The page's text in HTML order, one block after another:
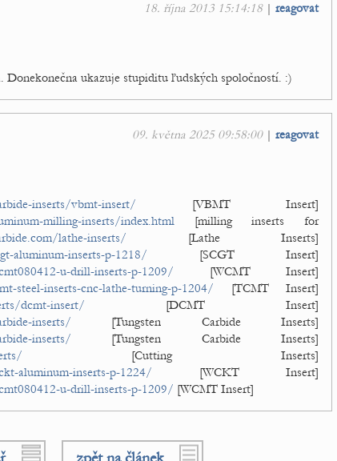
18. října 2013 15:14:18| reagovat
Donekonečna ukazuje stupiditu ľudských spoločností. :)
09. května 2025 09:58:00| reagovat
inserts/vbmt-insert/ [VBMT Insert]
milling-inserts/index.html [milling inserts for
lathe-inserts/ [Lathe Inserts]
aluminum-inserts-p-1218/ [SCGT Insert]
u-drill-inserts-p-1209/ [WCMT Insert]
steel-inserts-cnc-lathe-turning-p-1204/ [TCMT Insert]
dcmt-insert/ [DCMT Insert]
inserts/ [Tungsten Carbide Inserts]
inserts/ [Tungsten Carbide Inserts]
[Cutting Inserts]
aluminum-inserts-p-1224/ [WCKT Insert]
u-drill-inserts-p-1209/ [WCMT Insert]